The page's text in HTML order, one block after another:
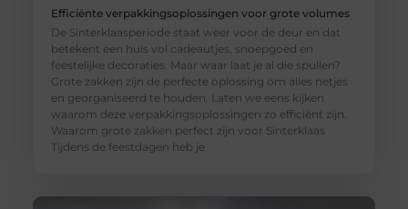
Efficiënte verpakkingsoplossingen voor grote volumes
De Sinterklaasperiode staat weer voor de deur en dat
betekent een huis vol cadeautjes, snoepgoed en
feestelijke decoraties. Maar waar laat je al die spullen?
Grote zakken zijn de perfecte oplossing om alles netjes
en georganiseerd te houden. Laten we eens kijken
waarom deze verpakkingsoplossingen zo efficiënt zijn.
Waarom grote zakken perfect zijn voor Sinterklaas
Tijdens de feestdagen heb je